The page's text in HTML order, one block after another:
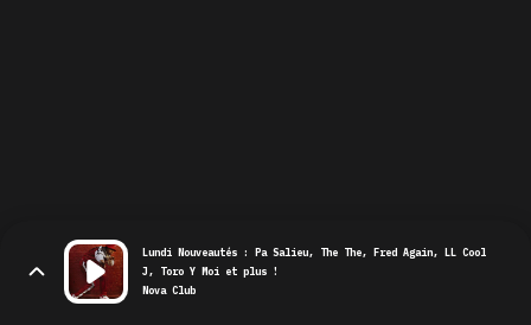
Lundi Nouveautés : Pa Salieu, The The, Fred Again, LL Cool
J, Toro Y Moi et plus !
Nova Club